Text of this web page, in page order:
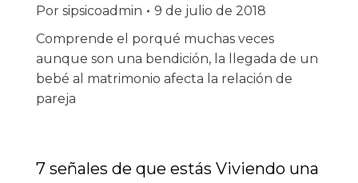
Por sipsicoadmin
9 de julio de 2018
Comprende el porqué muchas veces
aunque son una bendición, la llegada de un
bebé al matrimonio afecta la relación de
pareja
7 señales de que estás Viviendo una